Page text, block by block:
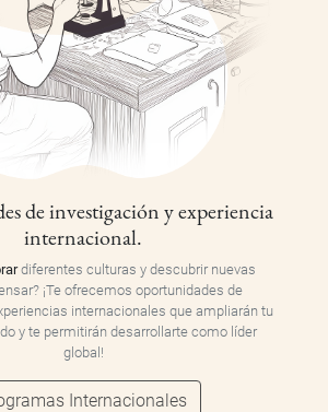
de investigación y experiencia
internacional.
diferentes culturas y descubrir nuevas
¡Te ofrecemos oportunidades de
internacionales que ampliarán tu
y te permitirán desarrollarte como líder
global!
Internacionales